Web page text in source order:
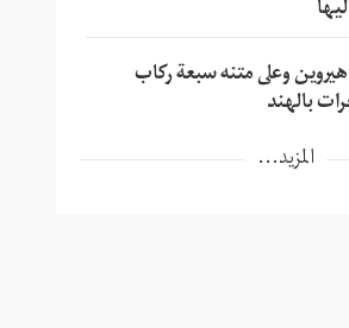
وعلى متنه سبعة ركاب
بالهند
المزيد...